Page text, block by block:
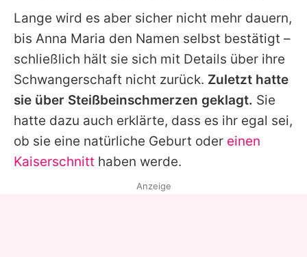
Lange wird es aber sicher nicht mehr dauern,
bis Anna Maria den Namen selbst bestätigt –
schließlich hält sie sich mit Details über ihre
Schwangerschaft nicht zurück. Zuletzt hatte
sie über Steißbeinschmerzen geklagt. Sie
hatte dazu auch erklärte, dass es ihr egal sei,
ob sie eine natürliche Geburt oder einen
Kaiserschnitt haben werde.
Anzeige